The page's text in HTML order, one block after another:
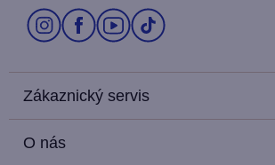
Zákaznický servis
O nás